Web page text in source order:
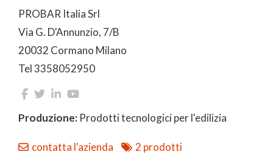
PROBAR Italia Srl
Via G. D'Annunzio, 7/B
20032 Cormano Milano
Tel 3358052950
Produzione: Prodotti tecnologici per l'edilizia
contatta l'azienda
2 prodotti